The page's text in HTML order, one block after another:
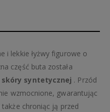
i lekkie łyżwy figurowe o
część buta została
syntetycznej . Przód
wzmocnione, gwarantując
chroniąc ją przed